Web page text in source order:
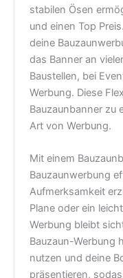
stabilen Ösen
und einen Top
deine
das Banner an
Baustellen, bei
Werbung. Diese
Bauzaunbanner zu
Art von Werbung.
Mit einem
Bauzaunwerbung
Aufmerksamkeit
Plane oder ein
Werbung bleibt
Bauzaun-Werbung
nutzen und deine
präsentieren,